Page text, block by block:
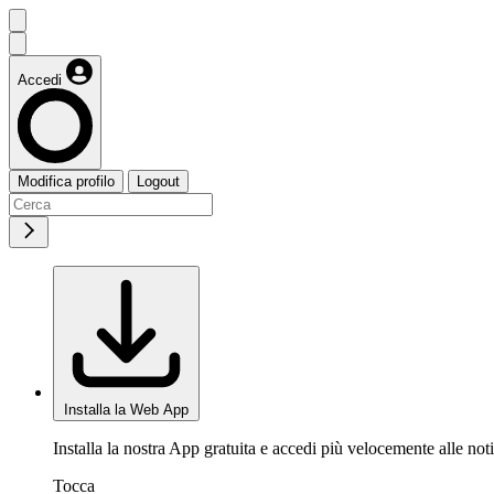
Accedi
Modifica profilo Logout
Installa la Web App
Installa la nostra App gratuita e accedi più velocemente alle
Tocca